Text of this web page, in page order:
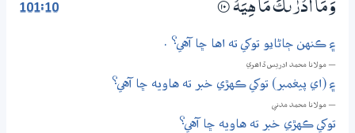
101:10 وَمَآ اَدْرٰىكَ مَا هِيَهْ ۝ۭ10
۽ ڪنهن ڄاڻايو توکي ته اها ڇا آهي؟ .
— مولانا محمد ادريس ڏاھري
۽ (اي پيغمبر) توکي ڪهڙي خبر ته هاويه ڇا آهي؟
— مولانا محمد مدني
توکي ڪهڙي خبر ته هاويه ڇا آهي؟